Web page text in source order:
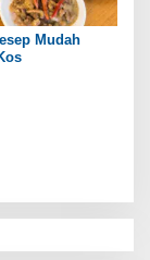
Mudah